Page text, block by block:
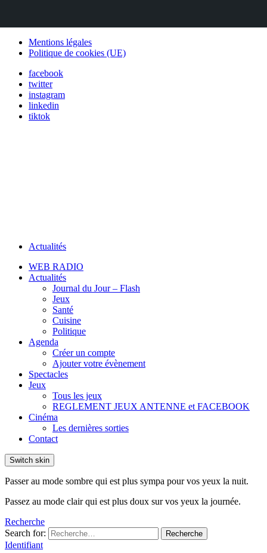
Mentions légales
Politique de cookies (UE)
facebook
twitter
instagram
linkedin
tiktok
Actualités
WEB RADIO
Actualités
Journal du Jour – Flash
Jeux
Santé
Cuisine
Politique
Agenda
Créer un compte
Ajouter votre évènement
Spectacles
Jeux
Tous les jeux
REGLEMENT JEUX ANTENNE et FACEBOOK
Cinéma
Les dernières sorties
Contact
Switch skin
Passer au mode sombre qui est plus sympa pour vos yeux la nuit.
Passez au mode clair qui est plus doux sur vos yeux la journée.
Recherche
Search for:
Recherche
Identifiant